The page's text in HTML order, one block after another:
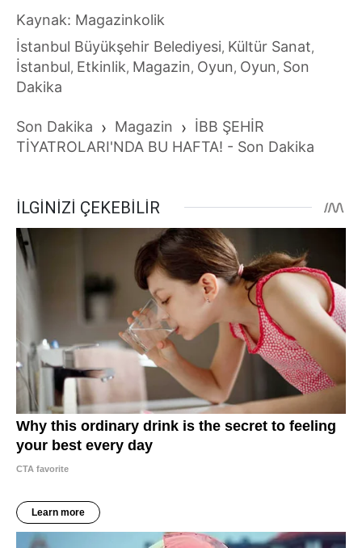
Kaynak: Magazinkolik
İstanbul Büyükşehir Belediyesi, Kültür Sanat,
İstanbul, Etkinlik, Magazin, Oyun, Oyun, Son
Dakika
Son Dakika › Magazin › İBB ŞEHİR
TİYATROLARI'NDA BU HAFTA! - Son Dakika